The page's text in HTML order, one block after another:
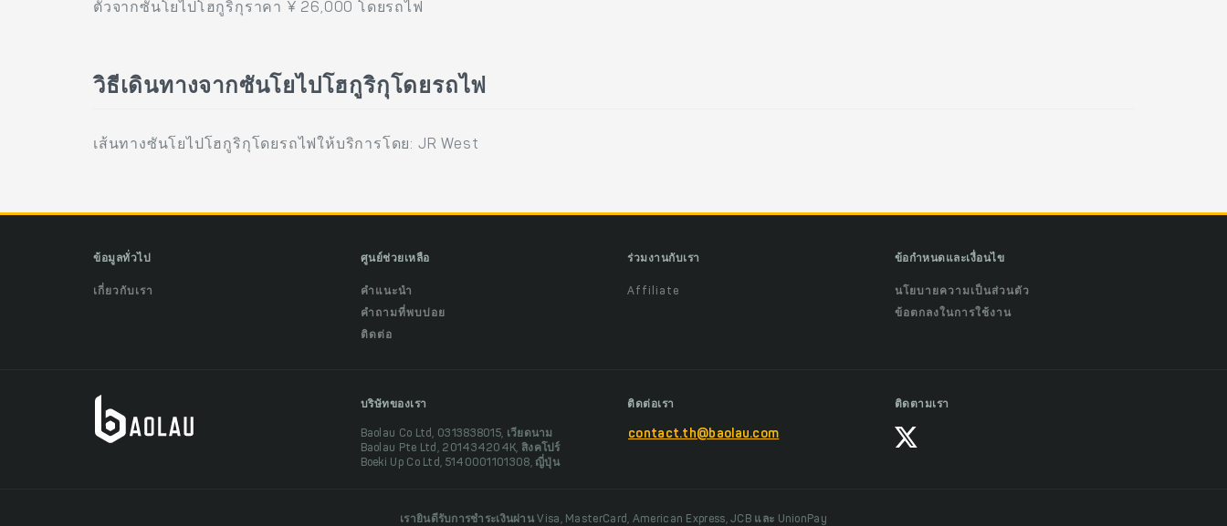
ตั๋วจากซันโยไปโฮกูริกุราคา ¥ 26,000 โดยรถไฟ
วิธีเดินทางจากซันโยไปโฮกูริกุโดยรถไฟ
เส้นทางซันโยไปโฮกูริกุโดยรถไฟให้บริการโดย: JR West
ข้อมูลทั่วไป
เกี่ยวกับเรา
ศูนย์ช่วยเหลือ
คำแนะนำ
คำถามที่พบบ่อย
ติดต่อ
ร่วมงานกับเรา
Affiliate
ข้อกำหนดและเงื่อนไข
นโยบายความเป็นส่วนตัว
ข้อตกลงในการใช้งาน
บริษัทของเรา
Baolau Co Ltd, 0313838015, เวียดนาม
Baolau Pte Ltd, 201434204K, สิงคโปร์
Boeki Up Co Ltd, 5140001101308, ญี่ปุ่น
ติดต่อเรา
contact.th@baolau.com
ติดตามเรา
เรายินดีรับการชำระเงินผ่าน Visa, MasterCard, American Express, JCB และ UnionPay